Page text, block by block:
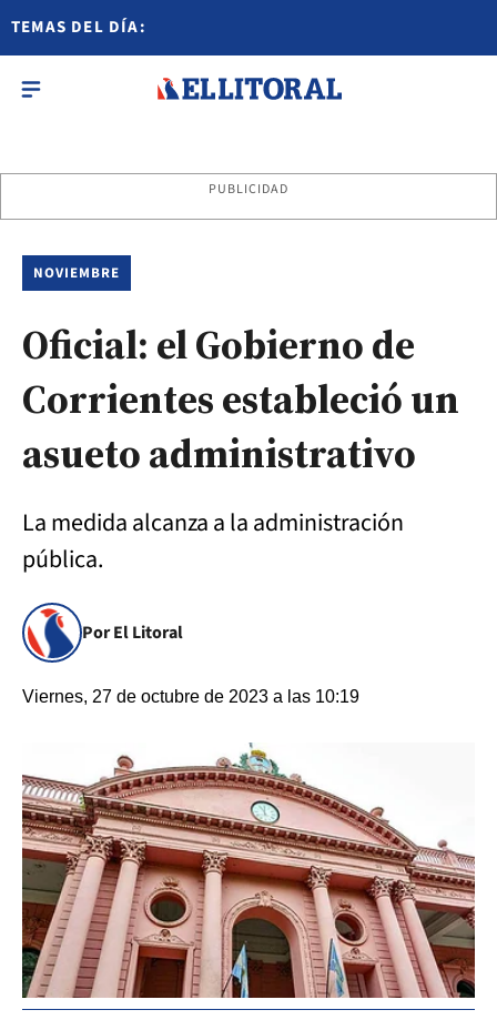
TEMAS DEL DÍA:
PUBLICIDAD
NOVIEMBRE
Oficial: el Gobierno de
Corrientes estableció un
asueto administrativo
La medida alcanza a la administración
pública.
Por El Litoral
Viernes, 27 de octubre de 2023 a las 10:19